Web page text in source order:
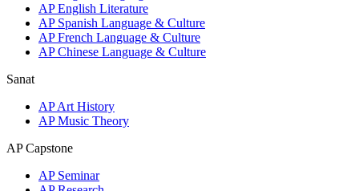
AP English Literature
AP Spanish Language & Culture
AP French Language & Culture
AP Chinese Language & Culture
Sanat
AP Art History
AP Music Theory
AP Capstone
AP Seminar